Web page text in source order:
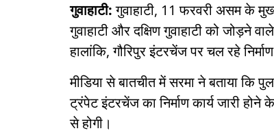
गुवाहाटी:गुवाहाटी, 11 फरवरी असम के
गुवाहाटी और दक्षिण गुवाहाटी को जोड़ने
हालांकि, गौरिपुर इंटरचेंज पर चल रहे
मीडिया से बातचीत में सरमा ने बताया कि
ट्रंपेट इंटरचेंज का निर्माण कार्य जारी
से होगी।